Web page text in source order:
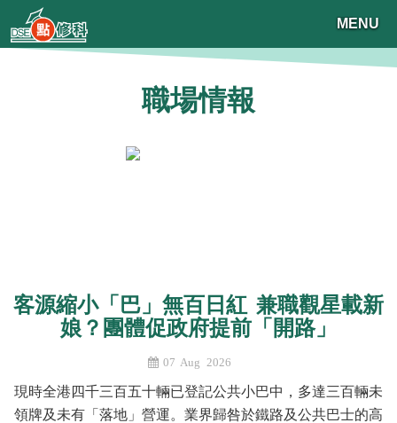
MENU
職場情報
客源縮小「巴」無百日紅 兼職觀星載新
娘？團體促政府提前「開路」
07 Aug 2026
現時全港四千三百五十輛已登記公共小巴中，多達三百輛未
領牌及未有「落地」營運。業界歸咎於鐵路及公共巴士的高